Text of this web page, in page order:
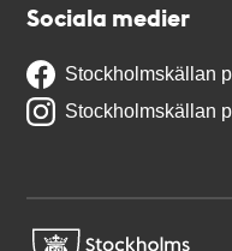
Sociala medier
Stockholmskällan
Stockholmskällan